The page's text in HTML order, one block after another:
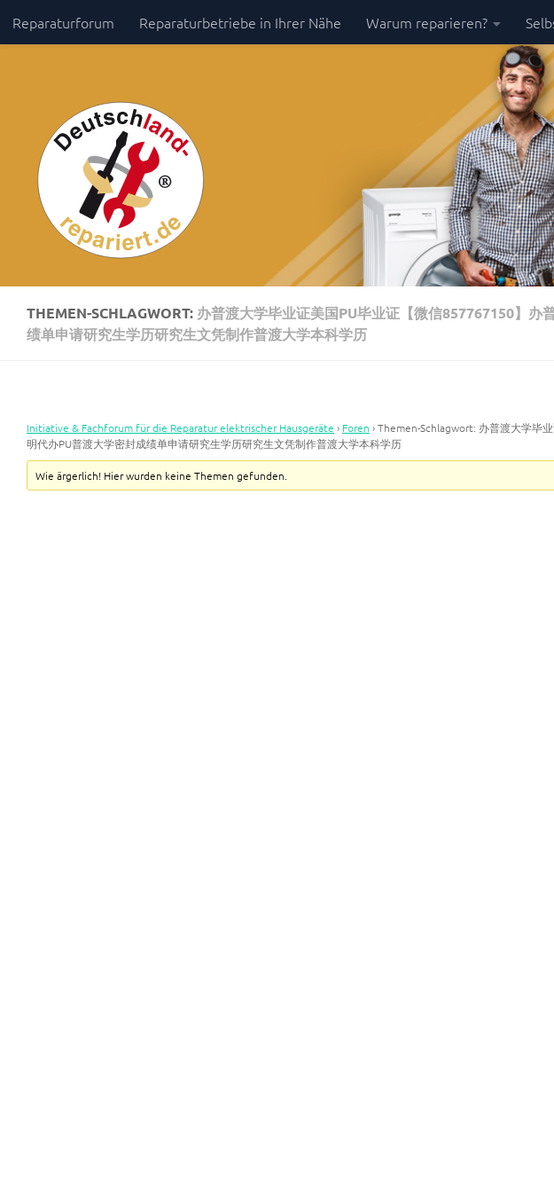
Zum Inhalt springen
Reparaturforum Reparaturbetriebe in Ihrer Nähe Warum reparieren?
THEMEN-SCHLAGWORT: 办普渡大学毕业证美国PU毕业证【微信857767150】办
绩单申请研究生学历研究生文凭制作普渡大学本科学历
Initiative & Fachforum für die Reparatur elektrischer Hausgeräte › Foren ›Themen-Schlagwort: 办普渡大学毕
明代办PU普渡大学密封成绩单申请研究生学历研究生文凭制作普渡大学本科学历
Wie ärgerlich! Hier wurden keine Themen gefunden.